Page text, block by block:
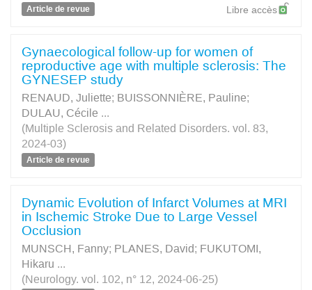
Article de revue Libre accès
Gynaecological follow-up for women of
reproductive age with multiple sclerosis: The
GYNESEP study
RENAUD, Juliette; BUISSONNIÈRE, Pauline;
DULAU, Cécile ...
(Multiple Sclerosis and Related Disorders. vol. 83,
2024-03)
Article de revue
Dynamic Evolution of Infarct Volumes at MRI
in Ischemic Stroke Due to Large Vessel
Occlusion
MUNSCH, Fanny; PLANES, David; FUKUTOMI,
Hikaru ...
(Neurology. vol. 102, n° 12, 2024-06-25)